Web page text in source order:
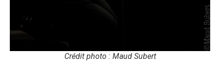
Crédit photo : Maud Subert